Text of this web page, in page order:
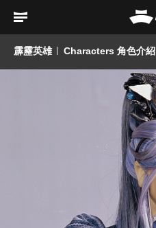
霹靂英雄 Characters 角色介紹